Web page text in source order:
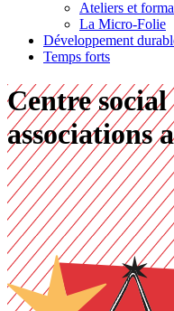
Ateliers et
La Micro-Folie
Développement
Temps forts
Centre
associations